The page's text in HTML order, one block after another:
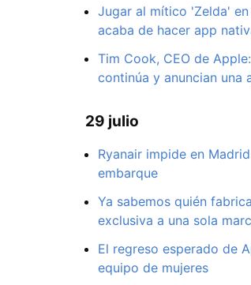
Jugar al mítico 'Zelda'
acaba de hacer app
Tim Cook, CEO de
continúa y anuncian una
29 julio
Ryanair impide en
embarque
Ya sabemos quién
exclusiva a una sola
El regreso esperado de
equipo de mujeres